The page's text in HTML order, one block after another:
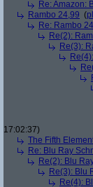
Re: Amazon:
Rambo 24,99 (
Re: Rambo
Re(2):
Re(3):
17:02:37)
The Fifth
Re: Blu Ray
Re(2): Blu
Re(3): Blu
Re(4):